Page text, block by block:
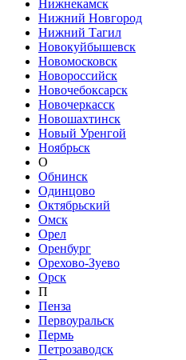
Нижнекамск
Нижний Новгород
Нижний Тагил
Новокуйбышевск
Новомосковск
Новороссийск
Новочебоксарск
Новочеркасск
Новошахтинск
Новый Уренгой
Ноябрьск
О
Обнинск
Одинцово
Октябрьский
Омск
Орел
Оренбург
Орехово-Зуево
Орск
П
Пенза
Первоуральск
Пермь
Петрозаводск